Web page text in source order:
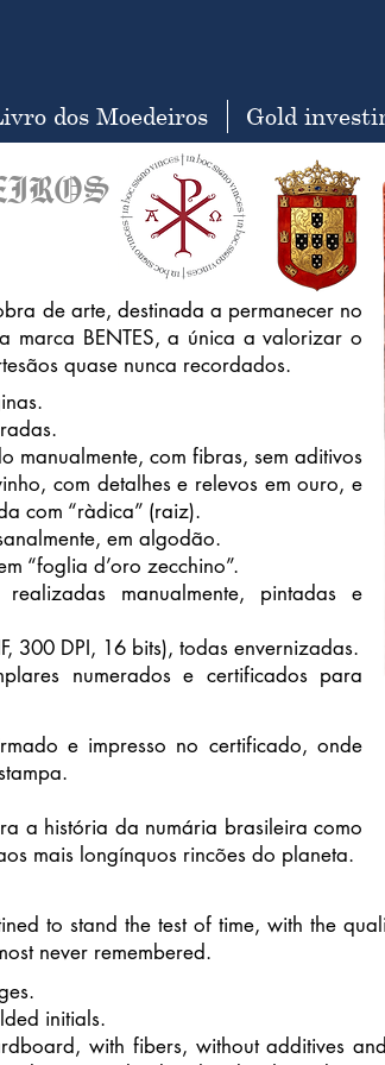
dos Moedeiros Gold
de arte, destinada a permanecer no
marca BENTES, a única a valorizar o
quase nunca recordados.
manualmente, com fibras, sem aditivos
com detalhes e relevos em ouro, e
com “ràdica” (raiz).
em algodão.
“foglia d’oro zecchino”.
manualmente, pintadas e
300 DPI, 16 bits), todas envernizadas.
numerados e certificados para
e impresso no certificado, onde
a história da numária brasileira como
mais longínquos rincões do planeta.
to stand the test of time, with the
never remembered.
initials.
with fibers, without additives